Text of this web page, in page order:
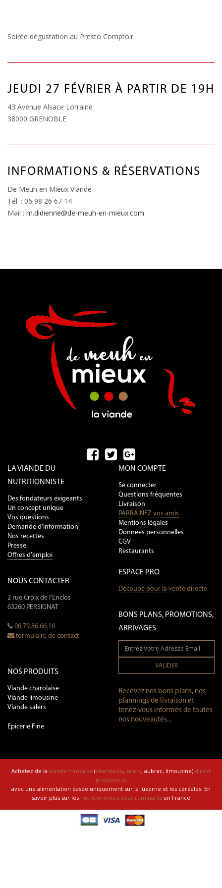
Soirée dégustation au Presto Comptoir
JEUDI 27 FÉVRIER À PARTIR DE 19H
43 Avenue Alsace Lorraine
38000 GRENOBLE
INFORMATIONS & RÉSERVATIONS
De Meuh en Mieux Viande
Tél. : 06 98 26 67 14
Mail : m.didienne@de-meuh-en-mieux.com
LA VIANDE DU
NUTRITIONNISTE
Des fondateurs exigeants
Un concept unique
Vos questions
Demande d'information
Nos recettes
Presse
Offres d'emploi
NOUS CONTACTER
2 rue Croix de l'Enclos
63260 PERSIGNAT
06.79.86.66.16
formulaire de contact
NOS PRODUITS
Viande charolaise
Viande limousine
Viande salers
Epicerie Fine
MON COMPTE
Se connecter
Questions fréquentes
Livraison
PARRAINEZ vos amis
Mentions légales
Données personnelles
CGV
Restaurants
ESPACE PRO
Découpe pour la vente directe
BONS PLANS, PROMOTIONS,
ARRIVAGES
VALIDER
Recevez nos bons plans, nos
plannings de livraison et
tenez-vous informés de toutes
nos nouveautés...
Achetez de la viande française (charolaise, salers, aubrac, limousine) direct
producteur
avec une alimentation basée uniquement sur la luzerne et les céréales. En
savoir plus sur les nutritionnistes pour ruminants en France